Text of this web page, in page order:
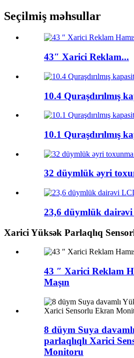
Seçilmiş məhsullar
43″ Xarici Reklam...
10.4 Quraşdırılmış
10.1 Quraşdırılmış
32 düymlük əyri
23,6 düymlük
Xarici Yüksək Parlaqlıq
43 ″ Xarici Reklam
Maşın
8 düym Suya
parlaqlıqlı Xarici
Monitoru